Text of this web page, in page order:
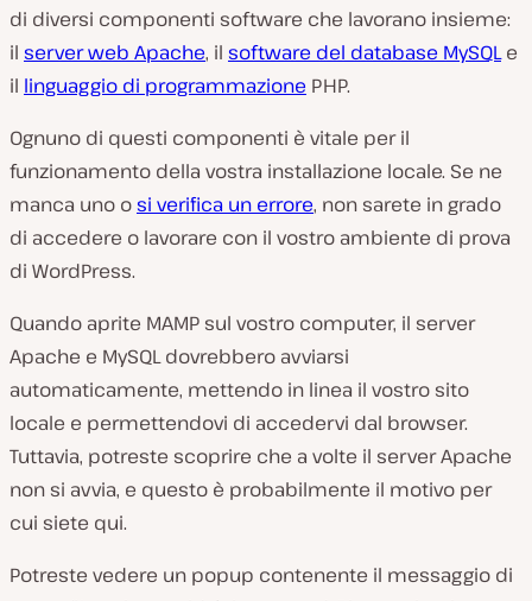
di diversi componenti software che lavorano insieme:
il server web Apache, il software del database MySQLe
il linguaggio di programmazione PHP.
Ognuno di questi componenti è vitale per il
funzionamento della vostra installazione locale. Se ne
manca uno osi verifica un errore, non sarete in grado
di accedere o lavorare con il vostro ambiente di prova
di WordPress.
Quando aprite MAMP sul vostro computer, il server
Apache e MySQLdovrebbero avviarsi
automaticamente, mettendo in linea il vostro sito
locale e permettendovi di accedervi dal browser.
Tuttavia, potreste scoprire che a volte il server Apache
non si avvia, e questo è probabilmente il motivo per
cui siete qui.
Potreste vedere un popup contenente il messaggio di